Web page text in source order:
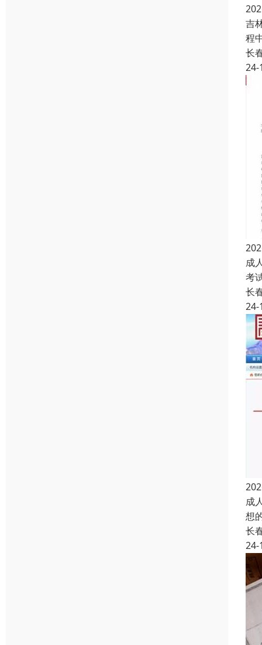
吉
程
长
24-
成
考
长
24-
成
想
长
24-